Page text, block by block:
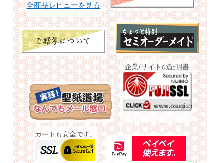
全商品レビューを見る
企業/サイトの証明書
カートも安全です。